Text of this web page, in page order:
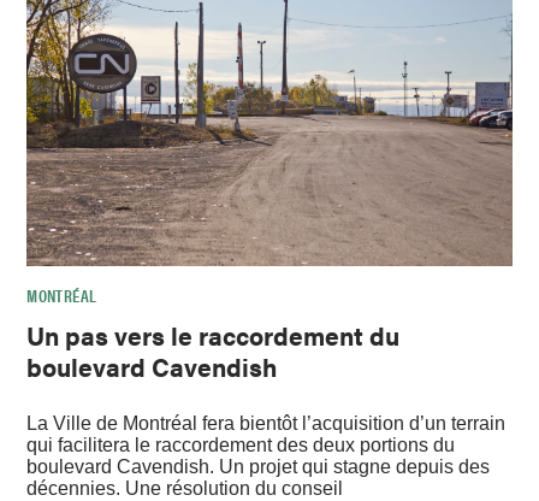
MONTRÉAL
Un pas vers le raccordement du
boulevard Cavendish
La Ville de Montréal fera bientôt l’acquisition d’un terrain
qui facilitera le raccordement des deux portions du
boulevard Cavendish. Un projet qui stagne depuis des
décennies. Une résolution du conseil